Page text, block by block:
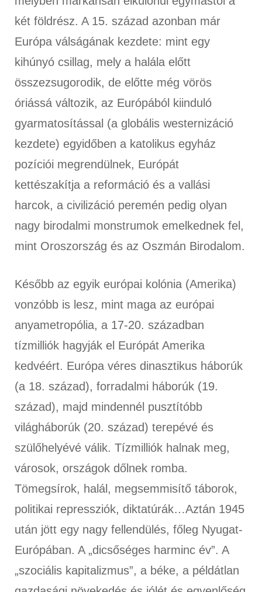
két földrész. A 15. század azonban már
Európa válságának kezdete: mint egy
kihúnyó csillag, mely a halála előtt
összezsugorodik, de előtte még vörös
óriássá változik, az Európából kiinduló
gyarmatosítással (a globális westernizáció
kezdete) egyidőben a katolikus egyház
pozíciói megrendülnek, Európát
kettészakítja a reformáció és a vallási
harcok, a civilizáció peremén pedig olyan
nagy birodalmi monstrumok emelkednek fel,
mint Oroszország és az Oszmán Birodalom.
Később az egyik európai kolónia (Amerika)
vonzóbb is lesz, mint maga az európai
anyametropólia, a 17-20. században
tízmilliók hagyják el Európát Amerika
kedvéért. Európa véres dinasztikus háborúk
(a 18. század), forradalmi háborúk (19.
század), majd mindennél pusztítóbb
világháborúk (20. század) terepévé és
szülőhelyévé válik. Tízmilliók halnak meg,
városok, országok dőlnek romba.
Tömegsírok, halál, megsemmisítő táborok,
politikai repressziók, diktatúrák…Aztán 1945
után jött egy nagy fellendülés, főleg Nyugat-
Európában. A „dicsőséges harminc év”. A
„szociális kapitalizmus”, a béke, a példátlan